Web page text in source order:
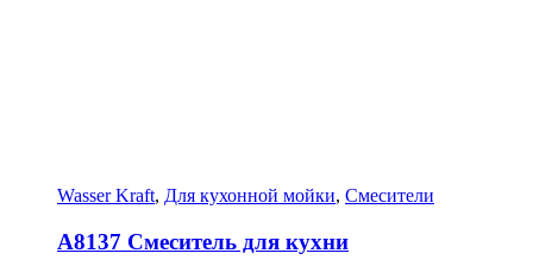
Wasser Kraft, Для кухонной мойки, Смесители
A8137 Смеситель для кухни